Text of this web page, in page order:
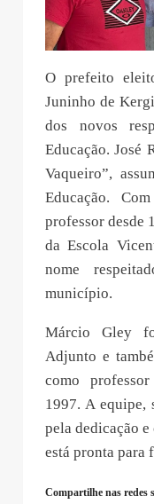
O prefeito
Juninho de
dos novos
Educação. José
Vaqueiro”,
Educação.
professor desde
da Escola
nome
município.
Márcio Gley
Adjunto e
como
1997. A equipe,
pela dedicação
está pronta para
Compartilhe nas redes